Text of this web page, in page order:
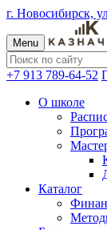
г. Новосибирск,
Menu
+7 913 789-64-52
О школе
Каталог